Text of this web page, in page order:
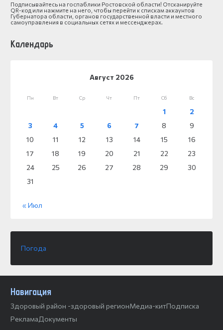
Подписывайтесь на госпаблики Ростовской области! Отсканируйте
QR-код или нажмите на него, чтобы перейти к спискам аккаунтов
Губернатора области, органов государственной власти и местного
самоуправления в социальных сетях и мессенджерах.
Календарь
Август 2026
Пн Вт Ср Чт Пт Сб Вс
1
2
3
4 5 6 7 8
9
10
11 12 13 14 15
16
17
18 19 20 21 22
23
24
25 26 27 28 29
30
31
« Июл
Погода
Навигация
Здоровый район -здоровый регионМедиа-китПодписка
РекламаДокументы